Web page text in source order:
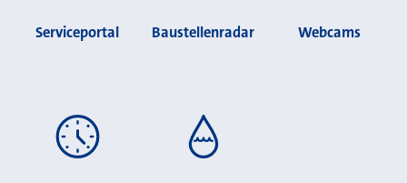
Serviceportal Baustellenradar Webcams